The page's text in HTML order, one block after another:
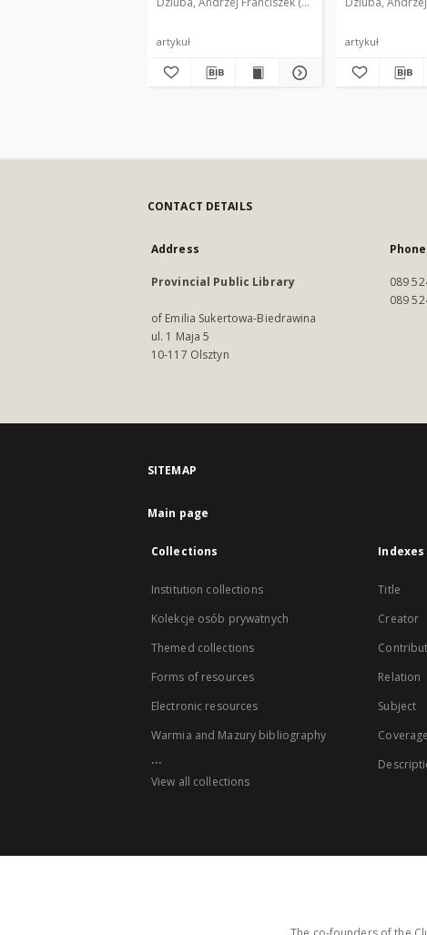
artykuł artykuł
CONTACT DETAILS
Address
Provincial Public Library
of Emilia Sukertowa-Biedrawina
ul. 1 Maja 5
10-117 Olsztyn
Phone
089
089
SITEMAP
Main page
Collections
Institution collections
Kolekcje osób prywatnych
Themed collections
Forms of resources
Electronic resources
Warmia and Mazury bibliography
...
View all collections
Indexes
Title
Creator
Relation
Subject
Coverage